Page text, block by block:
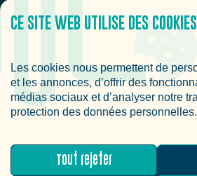
CE SITE WEB UTILISE DES COOKIES
Les cookies nous permettent de
et les annonces, d’offrir des
médias sociaux et d’analyser notre
protection des données personnelles.
Tout rejeter
Rejoignez-nous et recevez des
Lab’ess et le secteur de l’ESS.